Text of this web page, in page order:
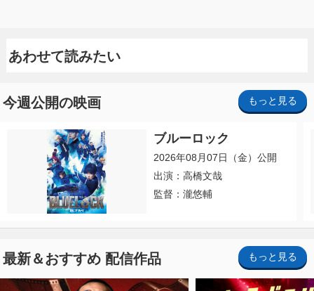
あわせて読みたい
今週公開の映画 もっと見る
ブルーロック
2026年08月07日（金）公開
出演：高橋文哉
監督：瀧悠輔
最新＆おすすめ 配信作品 もっと見る